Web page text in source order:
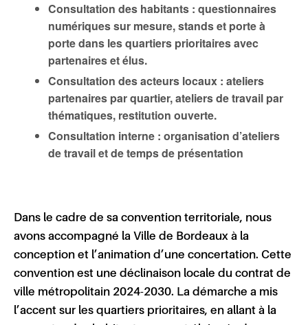
Consultation des habitants : questionnaires
numériques sur mesure, stands et porte à
porte dans les quartiers prioritaires avec
partenaires et élus.
Consultation des acteurs locaux : ateliers
partenaires par quartier, ateliers de travail par
thématiques, restitution ouverte.
Consultation interne : organisation d’ateliers
de travail et de temps de présentation
Dans le cadre de sa convention territoriale, nous
avons accompagné la Ville de Bordeaux à la
conception et l’animation d’une concertation. Cette
convention est une déclinaison locale du contrat de
ville métropolitain 2024-2030. La démarche a mis
l’accent sur les quartiers prioritaires, en allant à la